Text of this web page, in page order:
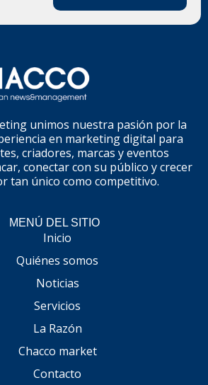
unimos nuestra pasión por la
en marketing digital para
criadores, marcas y eventos
conectar con su público y crecer
tan único como competitivo.
MENÚ DEL SITIO
Inicio
Quiénes somos
Noticias
Servicios
La Razón
Chacco market
Contacto